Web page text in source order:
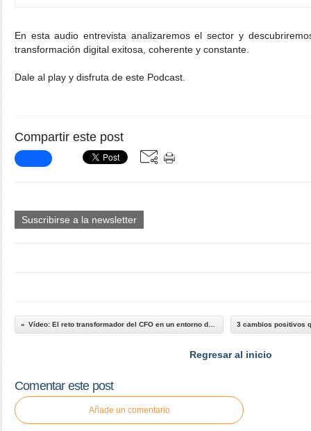
En esta audio entrevista analizaremos el sector y
transformación digital exitosa, coherente y constante.
Dale al play y disfruta de este Podcast.
Compartir este post
Suscribirse a la newsletter
Regresar al inicio
Comentar este post
Añade un comentario